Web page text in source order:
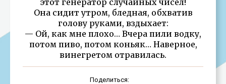
Она сидит утром, бледная, обхватив
голову руками, вздыхает:
— Ой, как мне плохо… Вчера пили водку,
потом пиво, потом коньяк… Наверное,
винегретом отравилась.
Поделиться: